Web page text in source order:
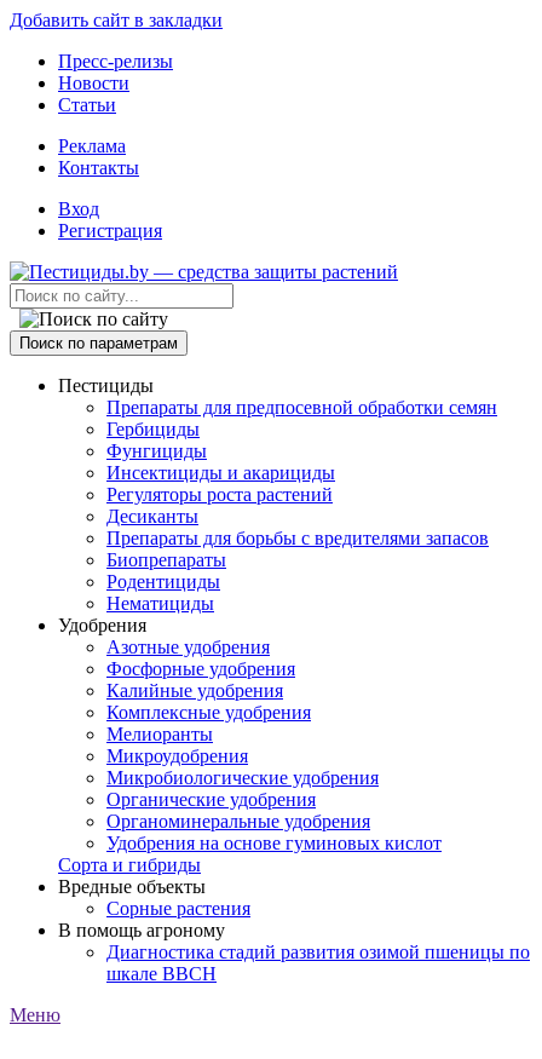
Добавить сайт в закладки
Пресс-релизы
Новости
Статьи
Реклама
Контакты
Вход
Регистрация
Поиск по параметрам
Пестициды
Препараты для предпосевной обработки семян
Гербициды
Фунгициды
Инсектициды и акарициды
Регуляторы роста растений
Десиканты
Препараты для борьбы с вредителями запасов
Биопрепараты
Родентициды
Нематициды
Удобрения
Азотные удобрения
Фосфорные удобрения
Калийные удобрения
Комплексные удобрения
Мелиоранты
Микроудобрения
Микробиологические удобрения
Органические удобрения
Органоминеральные удобрения
Удобрения на основе гуминовых кислот
Сорта и гибриды
Вредные объекты
Сорные растения
В помощь агроному
Диагностика стадий развития озимой пшеницы по
шкале ВВСН
Меню